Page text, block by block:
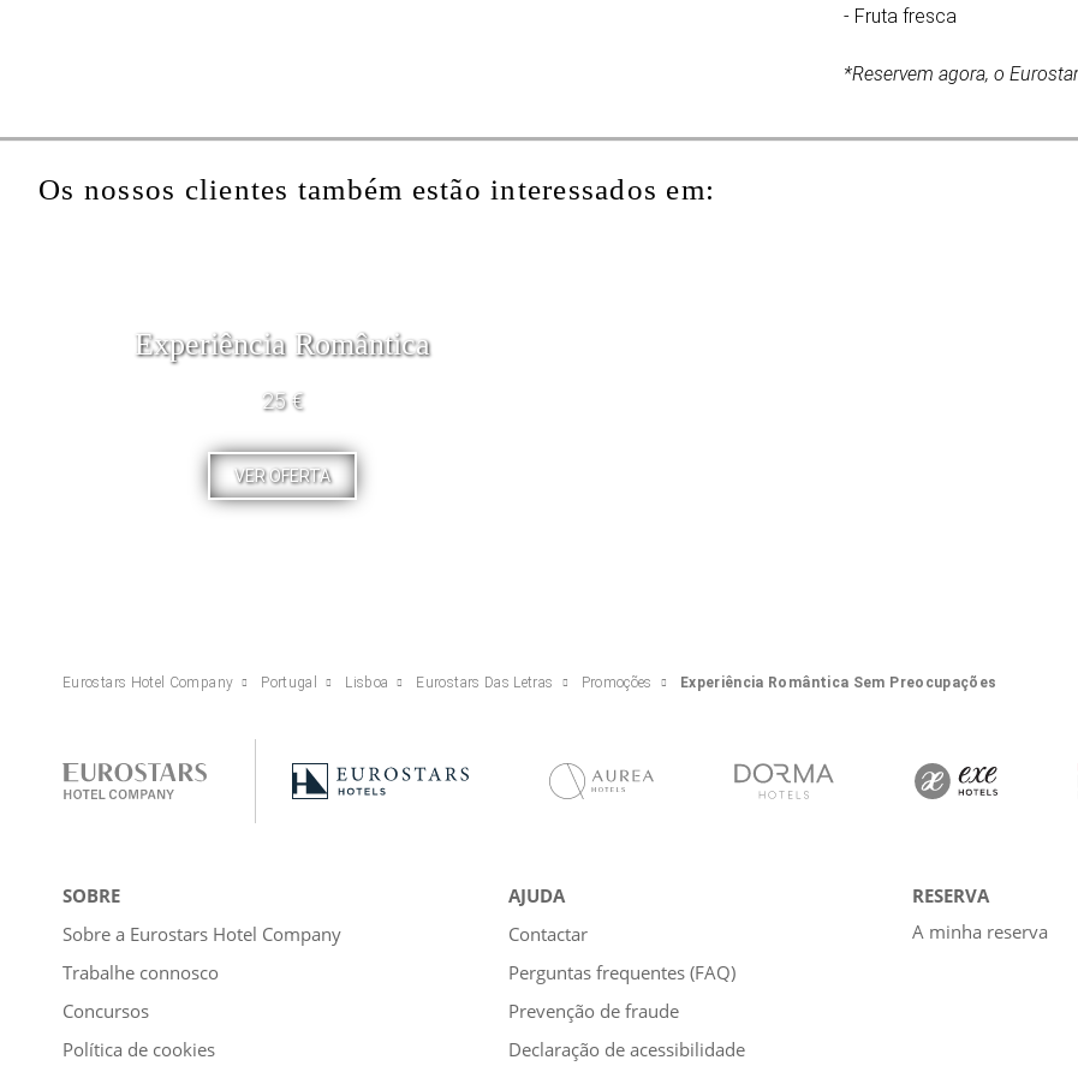
- Fruta fresca
*Reservem agora, o
Os nossos clientes também estão interessados em:
Experiência Romântica
25 €
VER OFERTA
Eurostars Hotel Company Portugal Lisboa Eurostars Das Letras Promoções Experiência Romântica Sem Preocupações
SOBRE
Sobre a Eurostars Hotel Company
Trabalhe connosco
Concursos
Política de cookies
AJUDA
Contactar
Perguntas frequentes (FAQ)
Prevenção de fraude
Declaração de acessibilidade
RESERVA
A minha reserva